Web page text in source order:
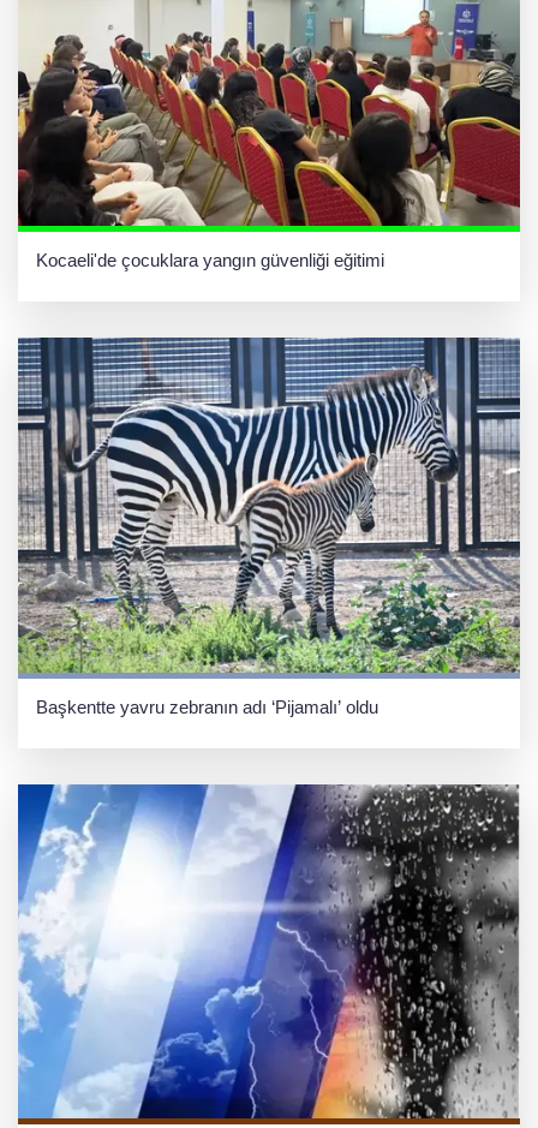
Kocaeli'de çocuklara yangın güvenliği eğitimi
Başkentte yavru zebranın adı ‘Pijamalı’ oldu